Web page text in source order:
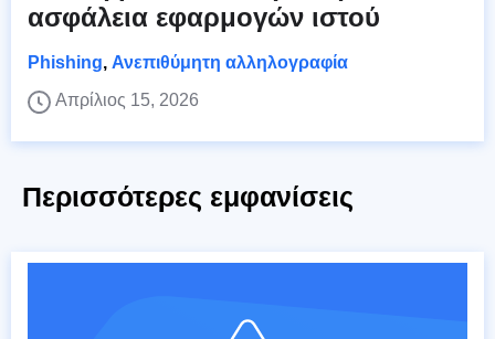
ασφάλεια εφαρμογών ιστού
Phishing, Ανεπιθύμητη αλληλογραφία
Απρίλιος 15, 2026
Περισσότερες εμφανίσεις